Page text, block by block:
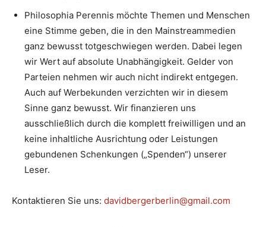
Philosophia Perennis möchte Themen und Menschen
eine Stimme geben, die in den Mainstreammedien
ganz bewusst totgeschwiegen werden. Dabei legen
wir Wert auf absolute Unabhängigkeit. Gelder von
Parteien nehmen wir auch nicht indirekt entgegen.
Auch auf Werbekunden verzichten wir in diesem
Sinne ganz bewusst. Wir finanzieren uns
ausschließlich durch die komplett freiwilligen und an
keine inhaltliche Ausrichtung oder Leistungen
gebundenen Schenkungen („Spenden“) unserer
Leser.
Kontaktieren Sie uns: davidbergerberlin@gmail.com